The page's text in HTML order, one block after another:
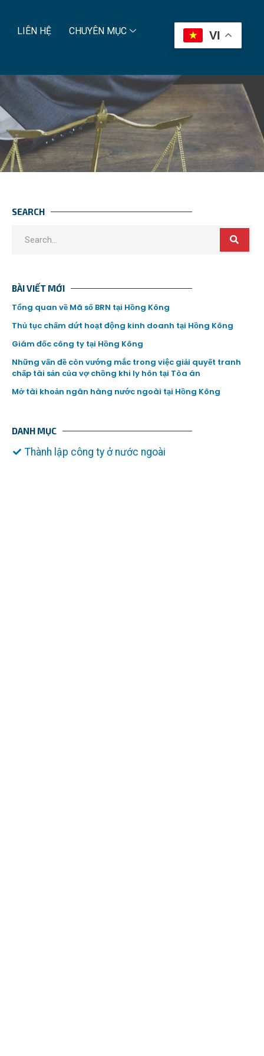
LIÊN HỆ CHUYÊN MỤC VI
SEARCH
BÀI VIẾT MỚI
Tổng quan về Mã số BRN tại Hồng Kông
Thủ tục chấm dứt hoạt động kinh doanh tại Hồng Kông
Giám đốc công ty tại Hồng Kông
Những vấn đề còn vướng mắc trong việc giải quyết tranh
chấp tài sản của vợ chồng khi ly hôn tại Tòa án
Mở tài khoản ngân hàng nước ngoài tại Hồng Kông
DANH MỤC
Thành lập công ty ở nước ngoài